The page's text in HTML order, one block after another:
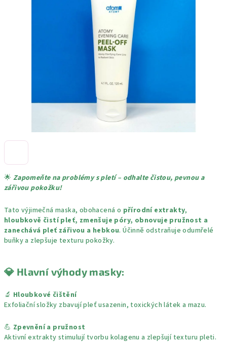
🌟 Zapomeňte na problémy s pletí – odhalte čistou, pevnou a
zářivou pokožku!
Tato výjimečná maska, obohacená o přírodní extrakty,
hloubkově čistí pleť, zmenšuje póry, obnovuje pružnost a
zanechává pleť zářivou a hebkou. Účinně odstraňuje odumřelé
buňky a zlepšuje texturu pokožky.
💎 Hlavní výhody masky:
🔬 Hloubkové čištění
Exfoliační složky zbavují pleť usazenin, toxických látek a mazu.
💪 Zpevnění a pružnost
Aktivní extrakty stimulují tvorbu kolagenu a zlepšují texturu pleti.